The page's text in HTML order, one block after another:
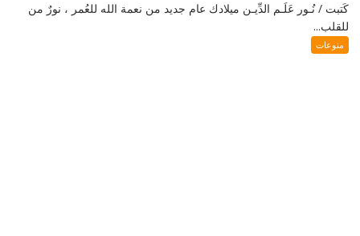
كَتبت / نُـور عَلَـم الدِّيـن ميلادك عام جديد من نعمة الله للعُمر ، نورٌ من
للقلب...
منوعات